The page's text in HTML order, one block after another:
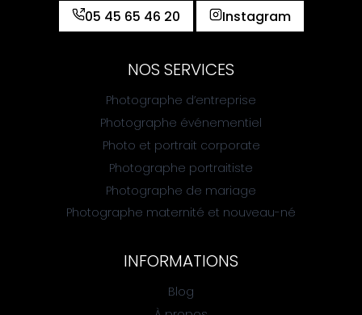
05 45 65 46 20 Instagram
NOS SERVICES
Photographe d’entreprise
Photographe événementiel
Photo et portrait corporate
Photographe portraitiste
Photographe de mariage
Photographe maternité et nouveau-né
INFORMATIONS
Blog